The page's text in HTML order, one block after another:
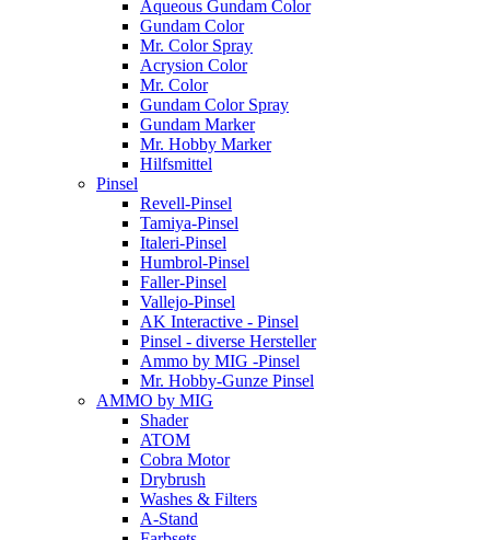
Aqueous Gundam Color
Gundam Color
Mr. Color Spray
Acrysion Color
Mr. Color
Gundam Color Spray
Gundam Marker
Mr. Hobby Marker
Hilfsmittel
Pinsel
Revell-Pinsel
Tamiya-Pinsel
Italeri-Pinsel
Humbrol-Pinsel
Faller-Pinsel
Vallejo-Pinsel
AK Interactive - Pinsel
Pinsel - diverse Hersteller
Ammo by MIG -Pinsel
Mr. Hobby-Gunze Pinsel
AMMO by MIG
Shader
ATOM
Cobra Motor
Drybrush
Washes & Filters
A-Stand